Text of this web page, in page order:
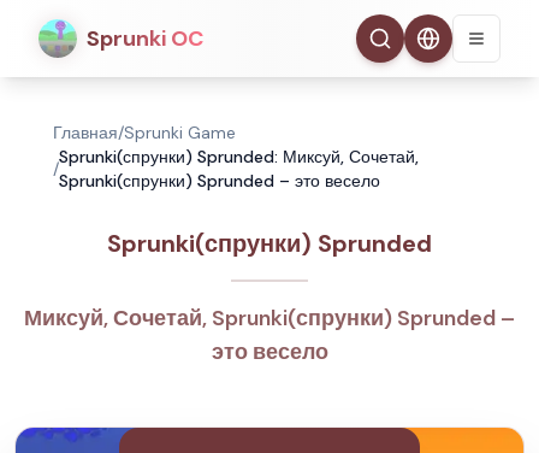
Sprunki OC
Главная/Sprunki Game
/
Sprunki(спрунки) Sprunded: Миксуй, Сочетай,
Sprunki(спрунки) Sprunded – это весело
Sprunki(спрунки) Sprunded
Миксуй, Сочетай, Sprunki(спрунки) Sprunded –
это весело